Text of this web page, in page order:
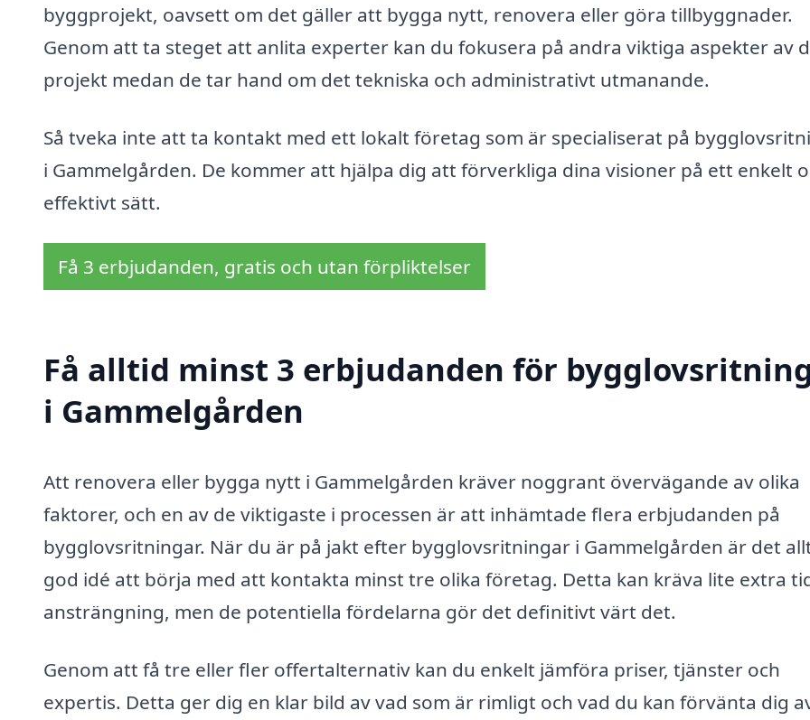
byggprojekt, oavsett om det gäller att bygga nytt, renovera eller göra tillbyggnader.
Genom att ta steget att anlita experter kan du fokusera på andra viktiga aspekter av
projekt medan de tar hand om det tekniska och administrativt utmanande.
Så tveka inte att ta kontakt med ett lokalt företag som är specialiserat på
i Gammelgården. De kommer att hjälpa dig att förverkliga dina visioner på ett enkelt
effektivt sätt.
Få 3 erbjudanden, gratis och utan förpliktelser
Få alltid minst 3 erbjudanden för
i Gammelgården
Att renovera eller bygga nytt i Gammelgården kräver noggrant övervägande av olika
faktorer, och en av de viktigaste i processen är att inhämtade flera erbjudanden på
bygglovsritningar. När du är på jakt efter bygglovsritningar i Gammelgården är det
god idé att börja med att kontakta minst tre olika företag. Detta kan kräva lite extra
ansträngning, men de potentiella fördelarna gör det definitivt värt det.
Genom att få tre eller fler offertalternativ kan du enkelt jämföra priser, tjänster och
expertis. Detta ger dig en klar bild av vad som är rimligt och vad du kan förvänta dig